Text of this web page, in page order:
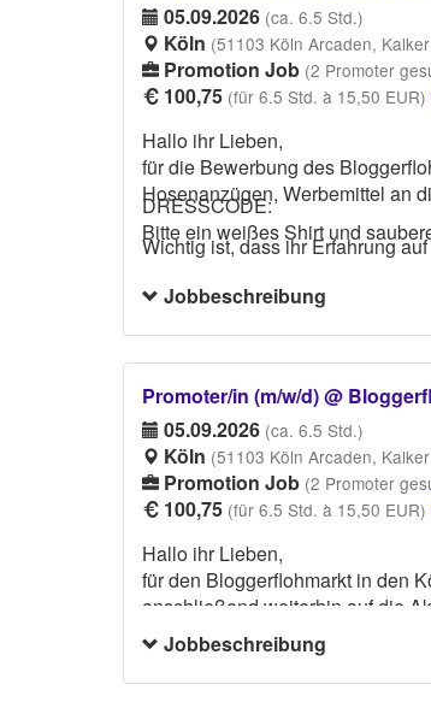
05.09.2026 (ca. 6.5 Std.)
Köln (51103 Köln Arcaden,
Promotion Job (2 Promoter
100,75 (für 6.5 Std. à 15,50 EUR)
Hallo ihr Lieben,
für die Bewerbung des
Hosenanzügen, Werbemittel an
Wichtig ist, dass ihr Erfahrung
DRESSCODE:
Bitte ein weißes Shirt und
Jobbeschreibung
Promoter/in (m/w/d) @
05.09.2026 (ca. 6.5 Std.)
Köln (51103 Köln Arcaden,
Promotion Job (2 Promoter
100,75 (für 6.5 Std. à 15,50 EUR)
Hallo ihr Lieben,
für den Bloggerflohmarkt in den
anschließend weiterhin auf die
DRESSCODE:
Bitte ein weißes Shirt und
Jobbeschreibung